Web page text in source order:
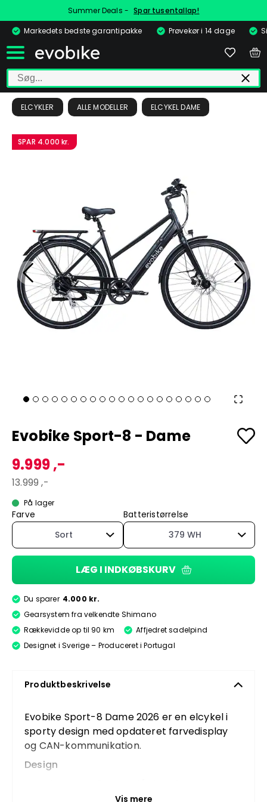
Summer Deals - Spar tusentallap!
Markedets bedste garantipakke
Prøvekør i 14 dage
ELCYKLER ALLE MODELLER ELCYKEL DAME
SPAR 4.000 kr.
Evobike Sport-8 - Dame
9.999 ,-
13.999 ,-
På lager
Farve
Sort
Batteristørrelse
379 WH
LÆG I INDKØBSKURV
Du sparer 4.000 kr.
Gearsystem fra velkendte Shimano
Rækkevidde op til 90 km
Affjedret sadelpind
Designet i Sverige – Produceret i Portugal
Produktbeskrivelse
Evobike Sport-8 Dame 2026 er en elcykel i
sporty design med opdateret farvedisplay
og CAN-kommunikation.
Design
sort og grå, og har et moderne og sporty
Vis mere